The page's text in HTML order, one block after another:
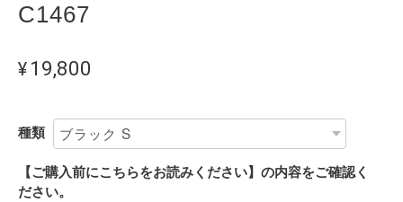
C1467
¥19,800
種類
【ご購入前にこちらをお読みください】の内容をご確認く
ださい。